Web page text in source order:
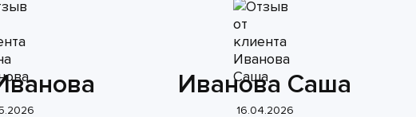
Иванова Саша
16.04.2026